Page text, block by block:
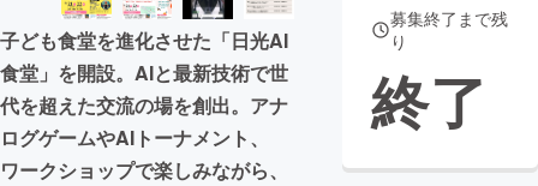
子ども食堂を進化させた「日光AI
食堂」を開設。AIと最新技術で世
代を超えた交流の場を創出。アナ
ログゲームやAIトーナメント、
ワークショップで楽しみながら、
募集終了まで残
り
終了